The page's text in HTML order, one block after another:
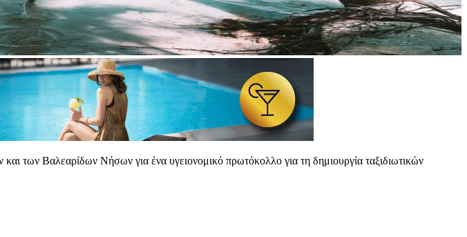
των Βαλεαρίδων Νήσων για ένα υγειονομικό πρωτόκολλο για τη δημιουργία ταξιδιωτικών